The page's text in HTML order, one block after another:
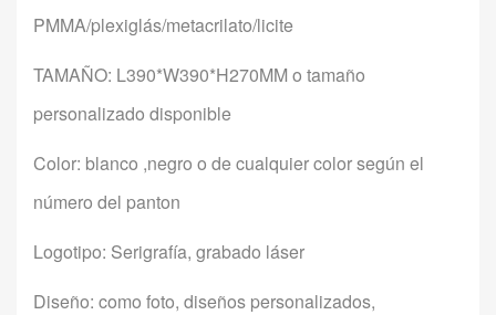
PMMA/plexiglás/metacrilato/licite
TAMAÑO: L390*W390*H270MM o tamaño
personalizado disponible
Color: blanco ,negro o de cualquier color según el
número del panton
Logotipo: Serigrafía, grabado láser
Diseño: como foto, diseños personalizados,